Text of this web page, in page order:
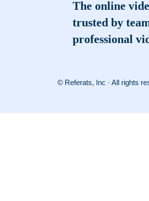
The online
trusted by
professional
© Referats, Inc · All rights